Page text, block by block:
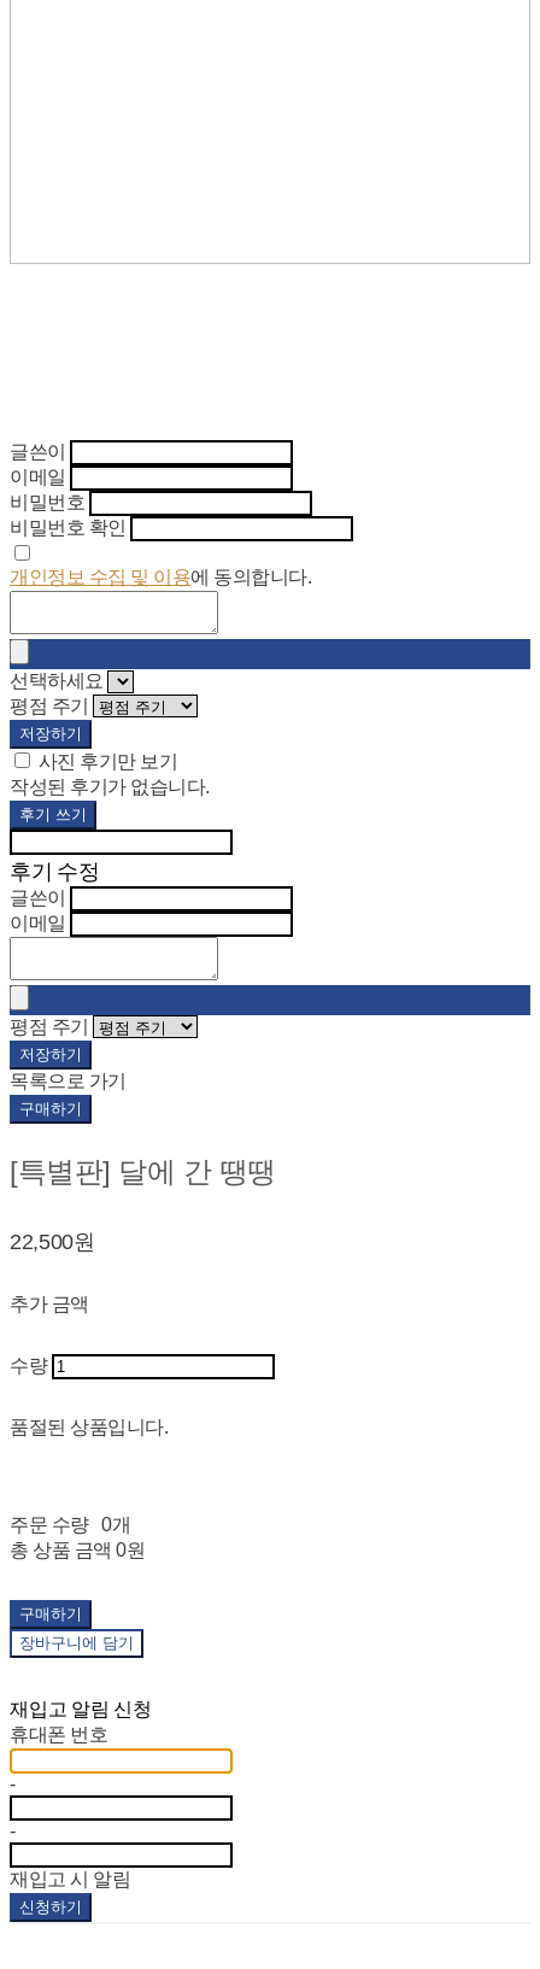
글쓴이
이메일
비밀번호
비밀번호 확인
개인정보 수집 및 이용에 동의합니다.
선택하세요
평점 주기
저장하기
사진 후기만 보기
작성된 후기가 없습니다.
후기 쓰기
후기 수정
글쓴이
이메일
평점 주기
저장하기
목록으로 가기
구매하기
[특별판] 달에 간 땡땡
22,500원
추가 금액
수량
품절된 상품입니다.
주문 수량
0개
총 상품 금액 0원
구매하기
장바구니에 담기
재입고 알림 신청
휴대폰 번호
-
-
재입고 시 알림
신청하기